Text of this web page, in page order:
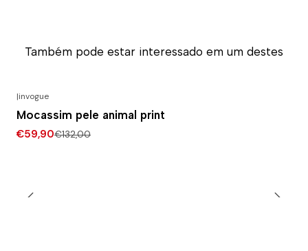
Também pode estar interessado em um destes
|invogue
Mocassim pele animal print
€59,90€132,00